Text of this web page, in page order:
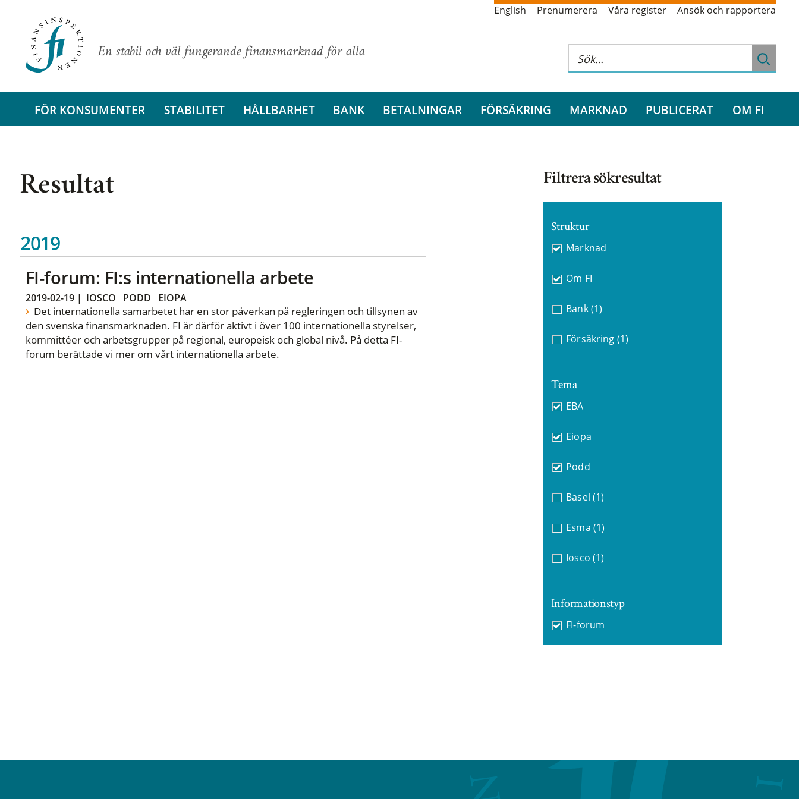
En stabil och väl fungerande finansmarknad för alla
English Prenumerera Våra register Ansök och rapportera
FÖR KONSUMENTER STABILITET HÅLLBARHET BANK BETALNINGAR FÖRSÄKRING MARKNAD PUBLICERAT OM FI
Resultat
2019
FI-forum: FI:s internationella arbete
2019-02-19| IOSCO PODD EIOPA
Det internationella samarbetet har en stor påverkan på regleringen och tillsynen av
den svenska finansmarknaden. FI är därför aktivt i över 100 internationella styrelser,
kommittéer och arbetsgrupper på regional, europeisk och global nivå. På detta FI-
forum berättade vi mer om vårt internationella arbete.
Filtrera sökresultat
Struktur
Marknad
Om FI
Bank (1)
Försäkring (1)
Tema
EBA
Eiopa
Podd
Basel (1)
Esma (1)
Iosco (1)
Informationstyp
FI-forum